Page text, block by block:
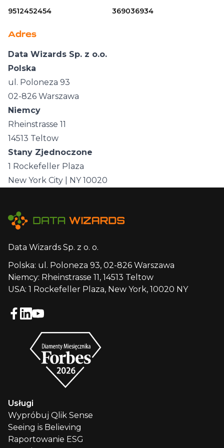
9512452454
369036934
Adres
Data Wizards Sp. z o.o.
Polska
ul. Poloneza 93
02-826 Warszawa
Niemcy
Rheinstrasse 11
14513 Teltow
Stany Zjednoczone
1 Rockefeller Plaza
New York City | NY 10020
Data Wizards Sp. z o. o.
Polska: ul. Poloneza 93, 02-826 Warszawa
Niemcy: Rheinstrasse 11, 14513 Teltow
USA: 1 Rockefeller Plaza, New York, 10020 NY
Usługi
Wypróbuj Qlik Sense
Seeing is Believing
Raportowanie ESG